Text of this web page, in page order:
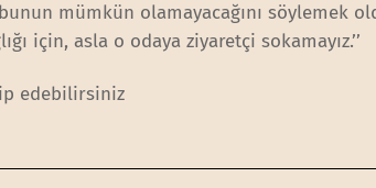
mümkün olamayacağını söylemek
için, asla o odaya ziyaretçi sokamayız.’’
edebilirsiniz